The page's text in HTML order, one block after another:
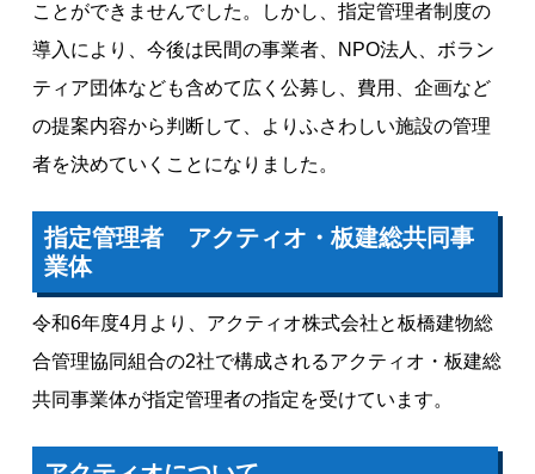
ことができませんでした。しかし、指定管理者制度の
導入により、今後は民間の事業者、NPO法人、ボラン
ティア団体なども含めて広く公募し、費用、企画など
の提案内容から判断して、よりふさわしい施設の管理
者を決めていくことになりました。
指定管理者 アクティオ・板建総共同事
業体
令和6年度4月より、アクティオ株式会社と板橋建物総
合管理協同組合の2社で構成されるアクティオ・板建総
共同事業体が指定管理者の指定を受けています。